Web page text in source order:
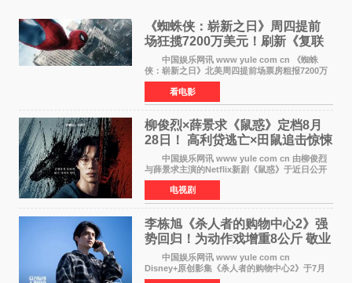
《蜘蛛侠：崭新之日》周四提前
场狂揽7200万美元！刷新《复联
4》保持影史纪录
中国娱乐网讯 www yule com cn 《蜘蛛
侠：崭新之日》北美周四提前场票房粗报7200万
美元，创下影史单片北美提前场票房新纪录——
此前该纪录由《复仇者联盟4：终局之战》的6000
万美元保持，本
看电影
柳俊烈×薛景求《鼠惑》定档8月
28日！ 高利贷逃亡×田鼠追击惊悚
来袭
中国娱乐网讯 www yule com cn 由柳俊烈
与薛景求主演的Netflix新剧《鼠惑》于近日公开
主海报，正式定档8月28日上线。 海报中，柳
俊烈与薛景求背对背站立，各自朝向相反方向，
幽暗的色调与
电视剧
李栋旭《杀人者的购物中心2》强
势回归！为动作戏增重8公斤 敬业
获赞
中国娱乐网讯 www yule com cn
Disney+原创影集《杀人者的购物中心2》于7月
22日正式上线，由男神李栋旭主演的郑进湾以2 0